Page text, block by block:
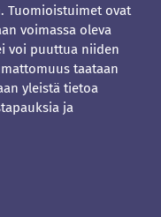
Tuomioistuimet ovat
voimassa oleva
voi puuttua niiden
taataan
yleistä tietoa
ja